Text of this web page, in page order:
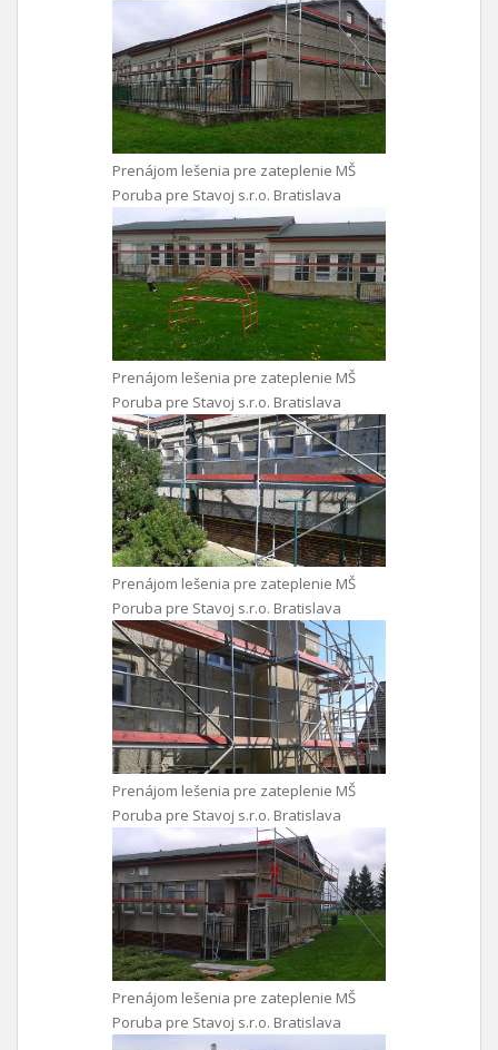
Prenájom lešenia pre zateplenie MŠ
Poruba pre Stavoj s.r.o. Bratislava
Prenájom lešenia pre zateplenie MŠ
Poruba pre Stavoj s.r.o. Bratislava
Prenájom lešenia pre zateplenie MŠ
Poruba pre Stavoj s.r.o. Bratislava
Prenájom lešenia pre zateplenie MŠ
Poruba pre Stavoj s.r.o. Bratislava
Prenájom lešenia pre zateplenie MŠ
Poruba pre Stavoj s.r.o. Bratislava